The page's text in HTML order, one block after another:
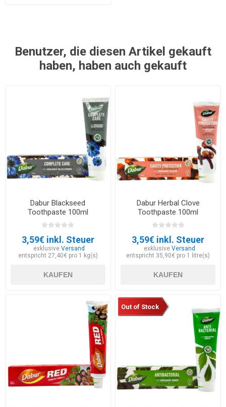
Benutzer, die diesen Artikel gekauft
haben, haben auch gekauft
Dabur Blackseed
Toothpaste 100ml
3,59€ inkl. Steuer
exklusiveVersand
entspricht 27,40€ pro 1 kg(s)
KAUFEN
Dabur Herbal Clove
Toothpaste 100ml
3,59€ inkl. Steuer
exklusive Versand
entspricht 35,90€ pro 1 litre(s)
KAUFEN
Out of Stock